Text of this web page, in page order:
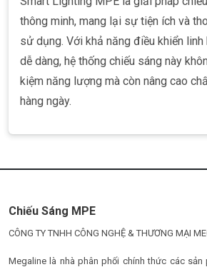
thông minh, mang lại sự tiện ích và
sử dụng. Với khả năng điều khiển linh
dễ dàng, hệ thống chiếu sáng này
kiệm năng lượng mà còn nâng cao
hàng ngày.
Chiếu Sáng MPE
CÔNG TY TNHH CÔNG NGHỆ & THƯƠNG MẠI
Megaline là nhà phân phối chính thức các